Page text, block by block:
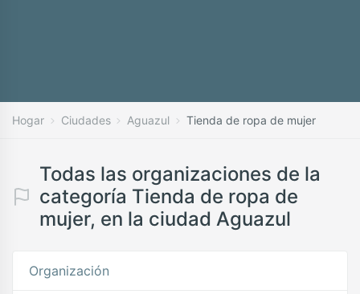
Hogar Ciudades Aguazul Tienda de ropa de mujer
Todas las organizaciones de la
categoría Tienda de ropa de
mujer, en la ciudad Aguazul
Organización